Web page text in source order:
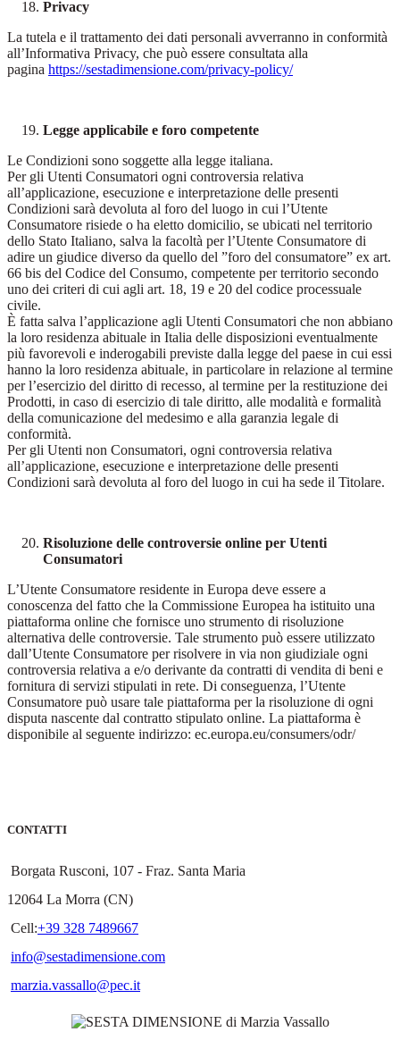
Privacy
La tutela e il trattamento dei dati personali avverranno in conformità
all’Informativa Privacy, che può essere consultata alla
pagina https://sestadimensione.com/privacy-policy/
Legge applicabile e foro competente
Le Condizioni sono soggette alla legge italiana.
Per gli Utenti Consumatori ogni controversia relativa
all’applicazione, esecuzione e interpretazione delle presenti
Condizioni sarà devoluta al foro del luogo in cui l’Utente
Consumatore risiede o ha eletto domicilio, se ubicati nel territorio
dello Stato Italiano, salva la facoltà per l’Utente Consumatore di
adire un giudice diverso da quello del ”foro del consumatore” ex art.
66 bis del Codice del Consumo, competente per territorio secondo
uno dei criteri di cui agli art. 18, 19 e 20 del codice processuale
civile.
È fatta salva l’applicazione agli Utenti Consumatori che non abbiano
la loro residenza abituale in Italia delle disposizioni eventualmente
più favorevoli e inderogabili previste dalla legge del paese in cui essi
hanno la loro residenza abituale, in particolare in relazione al termine
per l’esercizio del diritto di recesso, al termine per la restituzione dei
Prodotti, in caso di esercizio di tale diritto, alle modalità e formalità
della comunicazione del medesimo e alla garanzia legale di
conformità.
Per gli Utenti non Consumatori, ogni controversia relativa
all’applicazione, esecuzione e interpretazione delle presenti
Condizioni sarà devoluta al foro del luogo in cui ha sede il Titolare.
Risoluzione delle controversie online per Utenti
Consumatori
L’Utente Consumatore residente in Europa deve essere a
conoscenza del fatto che la Commissione Europea ha istituito una
piattaforma online che fornisce uno strumento di risoluzione
alternativa delle controversie. Tale strumento può essere utilizzato
dall’Utente Consumatore per risolvere in via non giudiziale ogni
controversia relativa a e/o derivante da contratti di vendita di beni e
fornitura di servizi stipulati in rete. Di conseguenza, l’Utente
Consumatore può usare tale piattaforma per la risoluzione di ogni
disputa nascente dal contratto stipulato online. La piattaforma è
disponibile al seguente indirizzo: ec.europa.eu/consumers/odr/
CONTATTI
Borgata Rusconi, 107 - Fraz. Santa Maria
12064 La Morra (CN)
Cell:+39 328 7489667
info@sestadimensione.com
marzia.vassallo@pec.it